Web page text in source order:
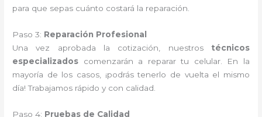
para que sepas cuánto costará la reparación.
Paso 3: Reparación Profesional
Una vez aprobada la cotización, nuestros técnicos
especializados comenzarán a reparar tu celular. En la
mayoría de los casos, ¡podrás tenerlo de vuelta el mismo
día! Trabajamos rápido y con calidad.
Paso 4: Pruebas de Calidad